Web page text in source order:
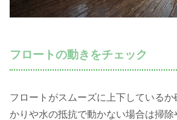
フロートの動きをチェック
フロートがスムーズに上下している
かりや水の抵抗で動かない場合は掃除